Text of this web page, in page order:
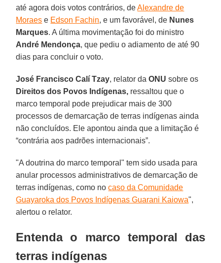
até agora dois votos contrários, deAlexandre de
Moraes e Edson Fachin, e um favorável, de Nunes
Marques. A última movimentação foi do ministro
André Mendonça, que pediu o adiamento de até 90
dias para concluir o voto.
José Francisco Calí Tzay, relator daONU sobre os
Direitos dos Povos Indígenas, ressaltou que o
marco temporal pode prejudicar mais de 300
processos de demarcação de terras indígenas ainda
não concluídos. Ele apontou ainda que a limitação é
“contrária aos padrões internacionais”.
"A doutrina do marco temporal" tem sido usada para
anular processos administrativos de demarcação de
terras indígenas, como nocaso da Comunidade
Guayaroka dos Povos Indígenas Guarani Kaiowa",
alertou o relator.
Entenda o marco temporal das
terras indígenas